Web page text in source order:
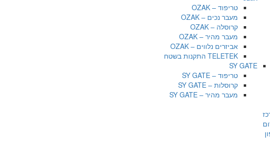
טריפוד – OZAK
מעבר נכים – OZAK
קרוסלה – OZAK
מעבר מהיר – OZAK
אביזרים נלווים – OZAK
TELETEK התקנות בשטח
SY GATE
טריפוד – SY GATE
קרוסלות – SY GATE
מעבר מהיר – SY GATE